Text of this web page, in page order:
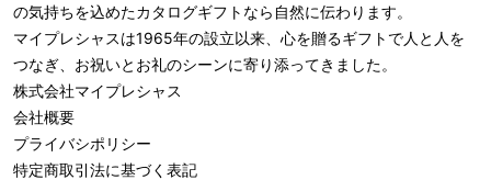
の気持ちを込めたカタログギフトなら自然に伝わります。
マイプレシャスは1965年の設立以来、心を贈るギフトで人と人を
つなぎ、お祝いとお礼のシーンに寄り添ってきました。
株式会社マイプレシャス
会社概要
プライバシポリシー
特定商取引法に基づく表記